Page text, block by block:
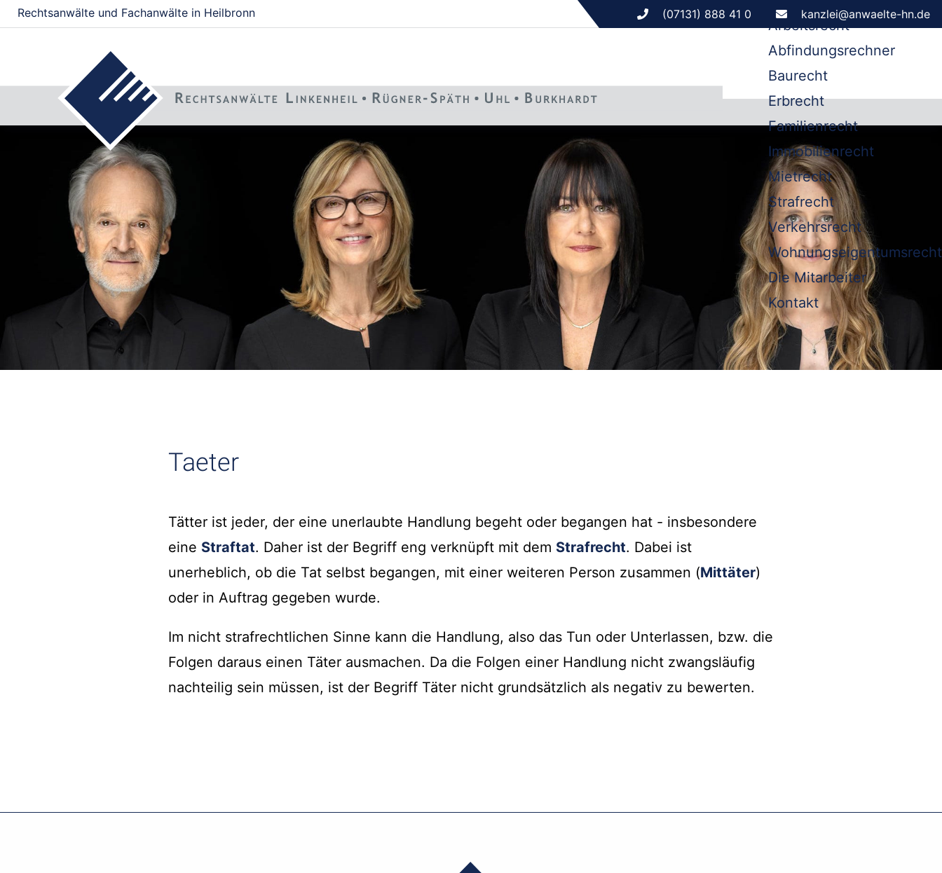
Rechtsanwälte und Fachanwälte in Heilbronn (07131) 888 41 0 kanzlei@anwaelte-hn.de
Arbeitsrecht
Abfindungsrechner
Baurecht
Erbrecht
Familienrecht
Immobilienrecht
Mietrecht
Strafrecht
Verkehrsrecht
Wohnungseigentumsrecht
Die Mitarbeiter
Kontakt
Taeter
Tätter ist jeder, der eine unerlaubte Handlung begeht oder begangen hat - insbesondere
eine Straftat. Daher ist der Begriff eng verknüpft mit dem Strafrecht. Dabei ist
unerheblich, ob die Tat selbst begangen, mit einer weiteren Person zusammen (Mittäter)
oder in Auftrag gegeben wurde.
Im nicht strafrechtlichen Sinne kann die Handlung, also das Tun oder Unterlassen, bzw. die
Folgen daraus einen Täter ausmachen. Da die Folgen einer Handlung nicht zwangsläufig
nachteilig sein müssen, ist der Begriff Täter nicht grundsätzlich als negativ zu bewerten.